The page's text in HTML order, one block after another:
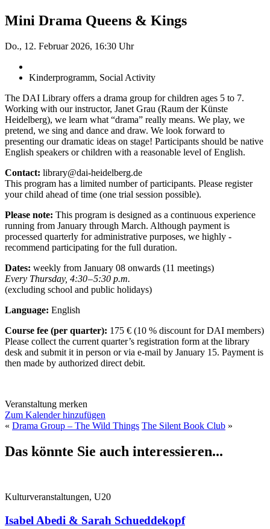
Mini Drama Queens & Kings
Do., 12. Februar 2026, 16:30 Uhr
Kinderprogramm, Social Activity
The DAI Library offers a drama group for children ages 5 to 7.
Working with our instructor, Janet Grau (Raum der Künste
Heidelberg), we learn what “drama” really means. We play, we
pretend, we sing and dance and draw. We look forward to
presenting our dramatic ideas on stage! Participants should be native
English speakers or children with a reasonable level of English.
Contact: library@dai-heidelberg.de
This program has a limited number of participants. Please register
your child ahead of time (one trial session ­possible).
Please note: This program is designed as a continuous ­experience
running from January through March. Although payment is
processed quarterly for administrative purposes, we highly ­
recommend participating for the full duration.
Dates: weekly from January 08 onwards (11 meetings)
Every Thursday, 4:30 – 5:30 p.m.
(excluding school and public holidays)
Language: English
Course fee (per quarter): 175 € (10 % discount for DAI members)
Please collect the current quarter’s registration form at the library
desk and submit it in person or via e-mail by January 15. Payment is
then made by authorized direct debit.
Veranstaltung merken
Zum Kalender hinzufügen
« Drama Group – The Wild Things The Silent Book Club »
Das könnte Sie auch interessieren...
Kulturveranstaltungen, U20
Isabel Abedi & Sarah Schueddekopf